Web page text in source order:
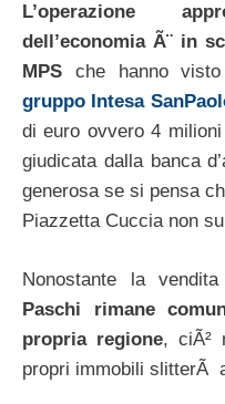
L’operazione
dell’economia Ã¨ in
MPS che hanno
gruppo Intesa
di euro ovvero 4 milioni
giudicata dalla banca
generosa se si pensa
Piazzetta Cuccia non
Nonostante la
Paschi rimane
propria regione, ciÃ²
propri immobili slitterÃ